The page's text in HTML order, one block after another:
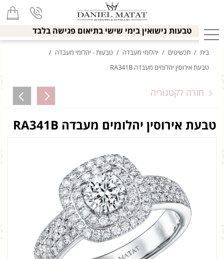
טבעות נישואין בימי שישי בתיאום פגישה בלבד
בית / תכשיטים / יהלומי מעבדה / טבעות - יהלומי מעבדה /
טבעת אירוסין יהלומים מעבדה RA341B
חזרה לקטגוריה
טבעת אירוסין יהלומים מעבדה RA341B